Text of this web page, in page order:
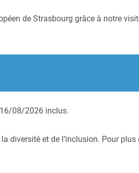
de Strasbourg grâce à notre
16/08/2026 inclus.
diversité et de l’inclusion. Pour